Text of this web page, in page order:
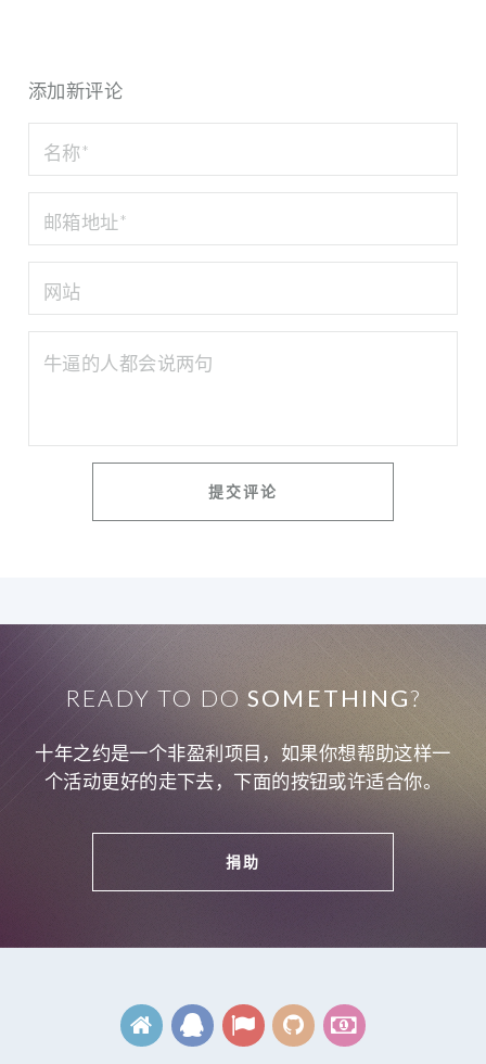
添加新评论
READY TO DOSOMETHING?
十年之约是一个非盈利项目，如果你想帮助这样一
个活动更好的走下去，下面的按钮或许适合你。
捐助